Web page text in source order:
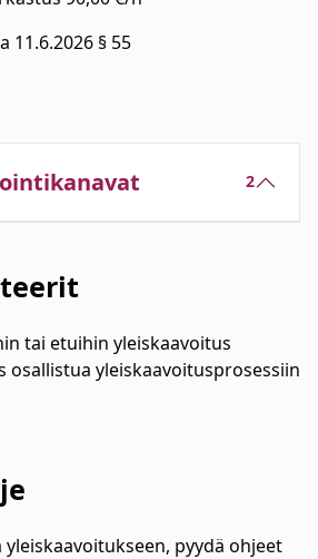
11.6.2026 § 55
2
tai etuihin yleiskaavoitus
osallistua yleiskaavoitusprosessiin
yleiskaavoitukseen, pyydä ohjeet